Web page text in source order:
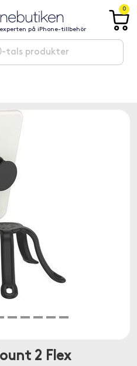
på iPhone-tillbehör
0
2 Flex